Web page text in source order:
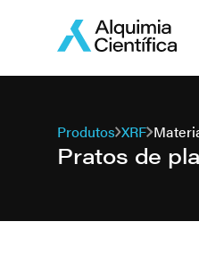
Produtos XRF
Pratos de